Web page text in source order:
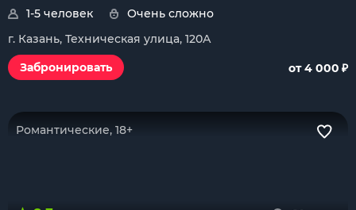
1-5 человек
Очень сложно
г. Казань, Техническая улица, 120А
Забронировать
от 4 000 ₽
Романтические, 18+